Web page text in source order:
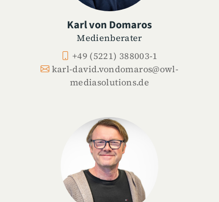
Karl von Domaros
Medienberater
+49 (5221) 388003-1
karl-david.vondomaros@owl-
mediasolutions.de